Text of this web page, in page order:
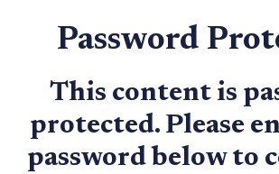
Password
This content is
protected. Please
password below to